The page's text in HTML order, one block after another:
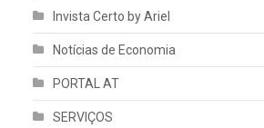
Invista Certo by Ariel
Notícias de Economia
PORTAL AT
SERVIÇOS